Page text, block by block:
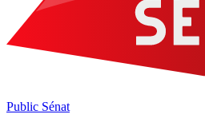
Public Sénat